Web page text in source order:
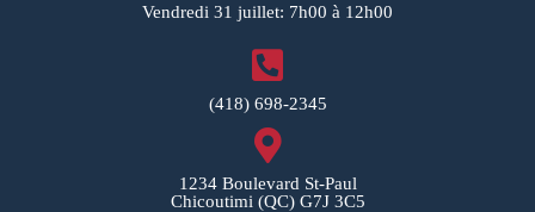
Vendredi 31 juillet: 7h00 à 12h00
(418) 698-2345
1234 Boulevard St-Paul
Chicoutimi (QC) G7J 3C5